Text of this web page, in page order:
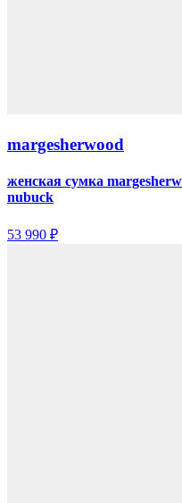
margesherwood
женская сумка
nubuck
53 990 ₽